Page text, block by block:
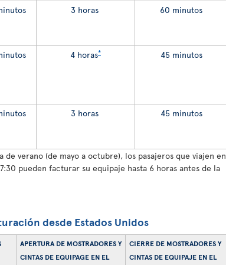
3 horas 60 minutos
4 horas* 45 minutos
3 horas 45 minutos
verano (de mayo a octubre), los pasajeros que viajen en
pueden facturar su equipaje hasta 6 horas antes de la
desde Estados Unidos
APERTURA DE MOSTRADORES Y
CINTAS DE EQUIPAGE EN EL
CIERRE DE MOSTRADORES Y
CINTAS DE EQUIPAJE EN EL